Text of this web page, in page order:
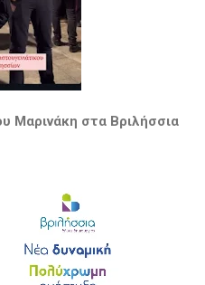
Μαρινάκη στα Βριλήσσια